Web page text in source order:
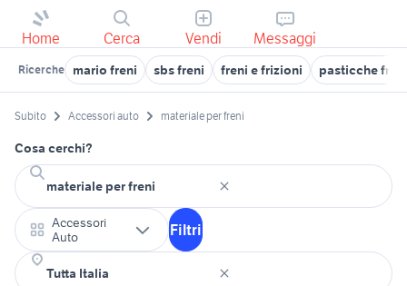
Home Cerca Vendi Messaggi
Ricerche mario freni sbs freni freni e frizioni pasticche freni
Subito Accessori auto materiale per freni
Cosa cerchi?
Accessori
Auto
Filtri